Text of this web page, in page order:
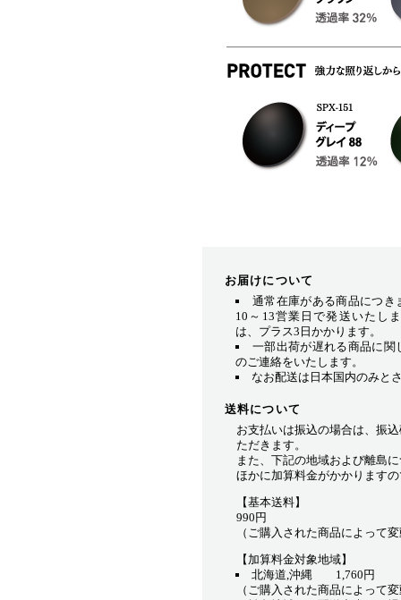
お届けについて
通常在庫がある商品につき
10～13営業日で発送いたし
は、プラス3日かかります。
一部出荷が遅れる商品に関
のご連絡をいたします。
なお配送は日本国内のみと
送料について
お支払いは振込の場合は、振
ただきます。
また、下記の地域および離島
ほかに加算料金がかかります
【基本送料】
990円
（ご購入された商品によって
【加算料金対象地域】
北海道,沖縄 1,760円
（ご購入された商品によって